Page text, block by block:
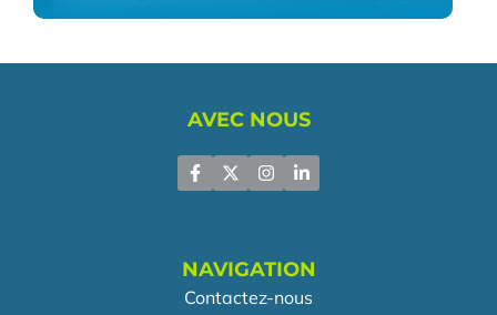
NAVIGATION
Contactez-nous
AVEC NOUS